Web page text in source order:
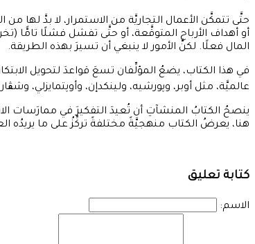
حتَّى تتمكَّن الأعمال التجاريَّة من الاستمرار، لا بدَّ لها
أو أهداف الأرباح المتوقَّعة، أو حتَّى تفشل فشلًا تامًّا
المال فعلًا. لكنَّ الأمور لا ينبغي أن تسيرَ بهذه الطريقة.
عالميَّة، مثل أوبر، وپورشيه، ولينكدإن، وأوپتمايزلي،
ينصحُ الكتابُ المنشآتِ أن تُعيدَ التفكيرَ في ممارَسات
هنا، يعرضُ الكتاب منهجيَّةً مختلفةً تركِّزُ على ما يريدُه
كتابة تعليق
الاسم: